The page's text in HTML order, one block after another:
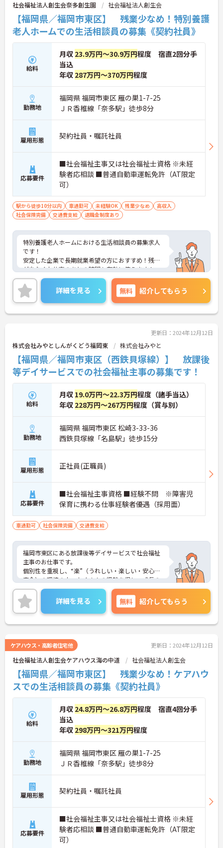
社会福祉法人創生会奈多創生園 社会福祉法人創生会
【福岡県／福岡市東区】 残業少なめ！特別養護
老人ホームでの生活相談員の募集《契約社員》
給料
月収 23.9万円～30.9万円程度 宿直2回分手
当込
年収 287万円～370万円程度
勤務地
福岡県 福岡市東区 雁の巣1-7-25
ＪＲ香椎線「奈多駅」徒歩8分
雇用形態 契約社員・嘱託社員
応募要件
■社会福祉主事又は社会福祉士資格 ※未経
験者応相談 ■普通自動車運転免許（AT限定
可）
駅から徒歩10分以内 車通勤可 未経験OK 残業少なめ
高収入
社会保険完備
交通費支給 退職金制度あり
特別養護老人ホームにおける生活相談員の募集求人
です！
安定した企業で長期就業希望の方におすすめ！残業
が少なくお仕事のあとの時間も有効に使えます！
ご興味ある方には、面接のポイントなど、さらに詳
細をお話致しますのでお気軽にご相談ください。
詳細を見る 無料 紹介してもらう
更新日：2024年12月12日
株式会社みやとしんがくどう福岡東 株式会社みやと
【福岡県／福岡市東区（西鉄貝塚線）】 放課後
等デイサービスでの社会福祉主事の募集です！
給料
月収 19.0万円～22.3万円程度（諸手当込）
年収 228万円～267万円程度（賞与別）
勤務地
福岡県 福岡市東区 松崎3-33-36
西鉄貝塚線「名島駅」徒歩15分
雇用形態 正社員(正職員)
応募要件
■社会福祉主事資格 ■経験不問 ※障害児
保育に携わる仕事経験者優遇（採用面）
車通勤可 社会保険完備 交通費支給
福岡市東区にある放課後等デイサービスで社会福祉
主事のお仕事です。
個別性を重視し、“楽”（うれしい・楽しい・安心・
安全）の環境の中、たくさんの経験を促し、成長の
手助けを行います。
ご興味がある方は是非一度マイナビまでお問い合わ
せください。さらに詳細などお伝えします！
詳細を見る 無料 紹介してもらう
ケアハウス・高齢者住宅他 更新日：2024年12月12日
社会福祉法人創生会ケアハウス海の中道 社会福祉法人創生会
【福岡県／福岡市東区】 残業少なめ！ケアハウ
スでの生活相談員の募集《契約社員》
給料
月収 24.8万円～26.8万円程度 宿直4回分手
当込
年収 298万円～321万円程度
勤務地
福岡県 福岡市東区 雁の巣1-7-25
ＪＲ香椎線「奈多駅」徒歩8分
雇用形態 契約社員・嘱託社員
応募要件
■社会福祉主事又は社会福祉士資格 ※未経
験者応相談 ■普通自動車運転免許（AT限定
可）